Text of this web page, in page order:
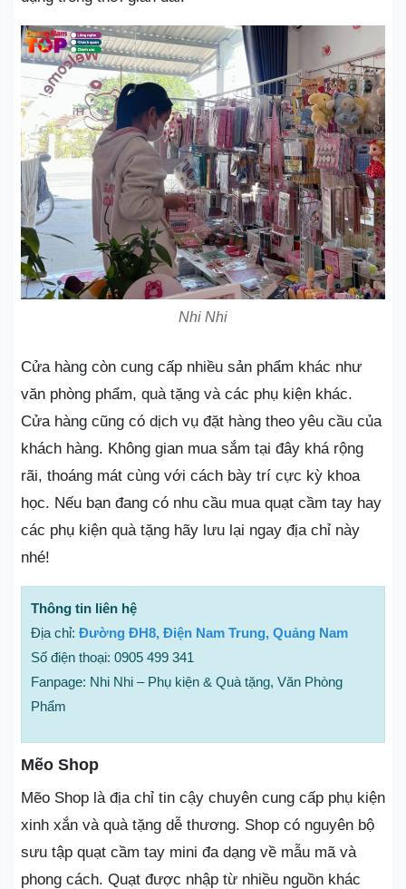
Nhi Nhi
Cửa hàng còn cung cấp nhiều sản phẩm khác như
văn phòng phẩm, quà tặng và các phụ kiện khác.
Cửa hàng cũng có dịch vụ đặt hàng theo yêu cầu của
khách hàng. Không gian mua sắm tại đây khá rộng
rãi, thoáng mát cùng với cách bày trí cực kỳ khoa
học. Nếu bạn đang có nhu cầu mua quạt cầm tay hay
các phụ kiện quà tặng hãy lưu lại ngay địa chỉ này
nhé!
Thông tin liên hệ
Địa chỉ: Đường ĐH8, Điện Nam Trung, Quảng Nam
Số điện thoại: 0905 499 341
Fanpage: Nhi Nhi – Phụ kiện & Quà tặng, Văn Phòng
Phẩm
Mẽo Shop
Mẽo Shop là địa chỉ tin cậy chuyên cung cấp phụ kiện
xinh xắn và quà tặng dễ thương. Shop có nguyên bộ
sưu tập quạt cầm tay mini đa dạng về mẫu mã và
phong cách. Quạt được nhập từ nhiều nguồn khác